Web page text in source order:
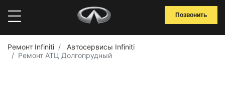
Позвонить
Ремонт Infiniti
Автосервисы Infiniti
Ремонт АТЦ Долгопрудный